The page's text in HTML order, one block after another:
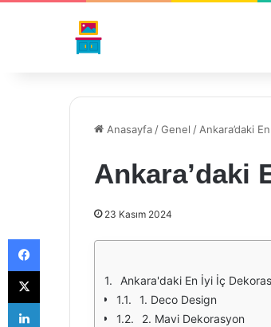
Anasayfa /Genel / Ankara’daki
Ankara’daki
23 Kasım 2024
Ankara'daki En İyi İç
1. Deco Design
2. Mavi Dekorasyon
Facebook
X
LinkedIn